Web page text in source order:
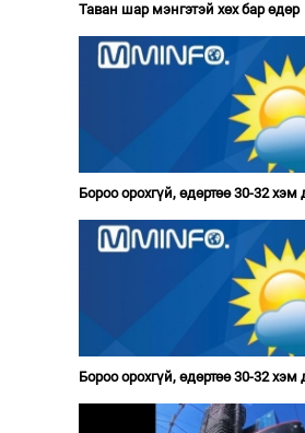
Таван шар мэнгэтэй хөх бар өдөр
Бороо орохгүй, өдөртөө 30-32
Бороо орохгүй, өдөртөө 30-32